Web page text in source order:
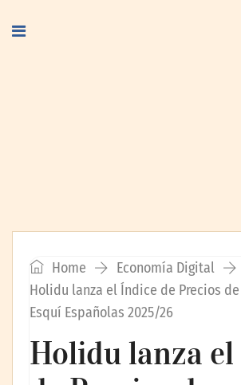
Home
Economía Digital
Holidu lanza el Índice de Precios
Esquí Españolas 2025/26
Holidu lanza